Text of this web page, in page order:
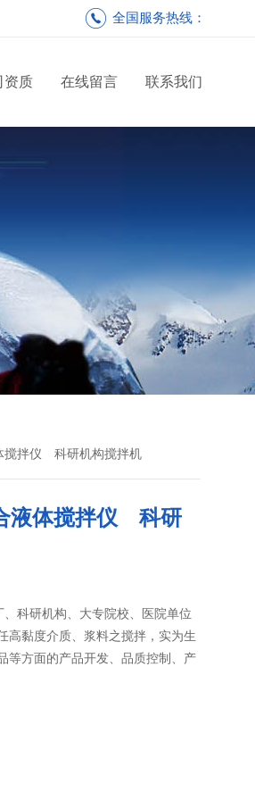
全国服务热线：
资质 在线留言 联系我们
搅拌仪 科研机构搅拌机
液体搅拌仪 科研
科研机构、大专院校、医院单位
高黏度介质、浆料之搅拌，实为生
等方面的产品开发、品质控制、产